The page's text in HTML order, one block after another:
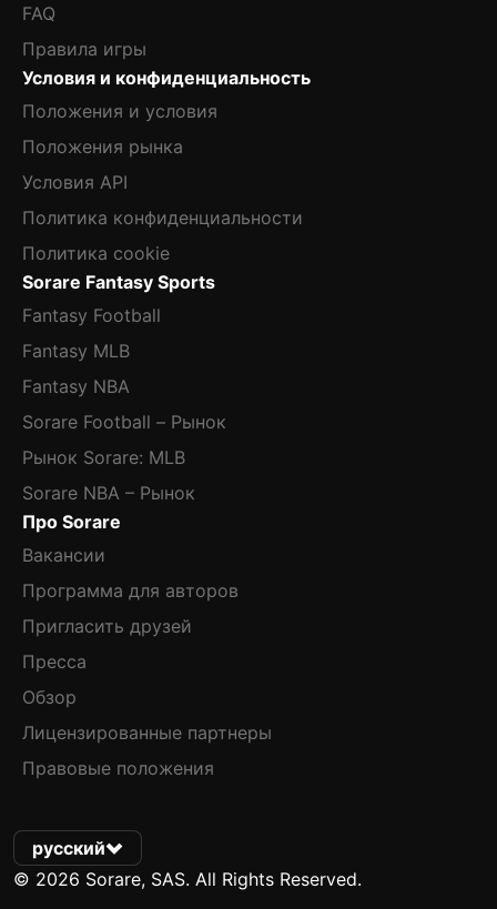
FAQ
Правила игры
Условия и конфиденциальность
Положения и условия
Положения рынка
Условия API
Политика конфиденциальности
Политика cookie
Sorare Fantasy Sports
Fantasy Football
Fantasy MLB
Fantasy NBA
Sorare Football – Рынок
Рынок Sorare: MLB
Sorare NBA – Рынок
Про Sorare
Вакансии
Программа для авторов
Пригласить друзей
Пресса
Обзор
Лицензированные партнеры
Правовые положения
русский
© 2026 Sorare, SAS. All Rights Reserved.